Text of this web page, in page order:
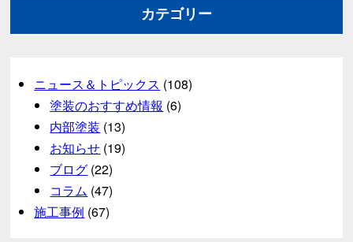
カテゴリー
ニュース＆トピックス (108)
塗装のおすすめ情報 (6)
内部塗装 (13)
お知らせ (19)
ブログ (22)
コラム (47)
施工事例 (67)